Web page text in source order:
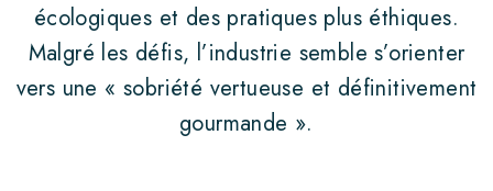
CONTACT PRESSE
POLITIQUE RSE
écologiques et des pratiques plus éthiques.
Malgré les défis, l’industrie semble s’orienter
vers une « sobriété vertueuse et définitivement
gourmande ».